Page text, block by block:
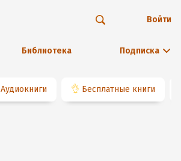
Библиотека Подписка
Войти
Аудиокниги 👌 Бесплатные книги